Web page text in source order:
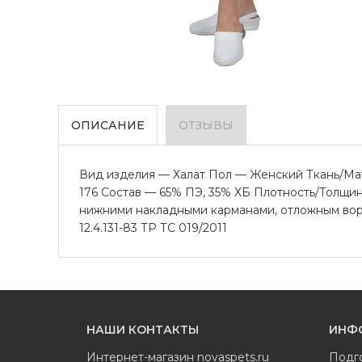
ОПИСАНИЕ ОТЗЫВЫ
Вид изделия — Халат Пол — Женский Ткань/
176 Состав — 65% ПЭ, 35% ХБ Плотность/
нижними накладными карманами, отложным
12.4.131-83 ТР ТС 019/2011
НАШИ КОНТАКТЫ
Интернет-магазин novaspets.ru